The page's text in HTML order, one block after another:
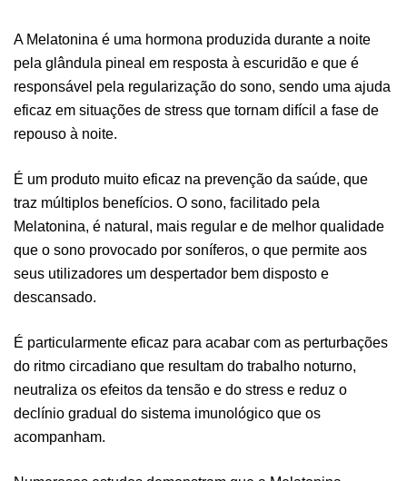
A Melatonina é uma hormona produzida durante a noite
pela glândula pineal em resposta à escuridão e que é
responsável pela regularização do sono, sendo uma ajuda
eficaz em situações de stress que tornam difícil a fase de
repouso à noite.
É um produto muito eficaz na prevenção da saúde, que
traz múltiplos benefícios. O sono, facilitado pela
Melatonina, é natural, mais regular e de melhor qualidade
que o sono provocado por soníferos, o que permite aos
seus utilizadores um despertador bem disposto e
descansado.
É particularmente eficaz para acabar com as perturbações
do ritmo circadiano que resultam do trabalho noturno,
neutraliza os efeitos da tensão e do stress e reduz o
declínio gradual do sistema imunológico que os
acompanham.